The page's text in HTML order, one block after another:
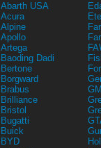
Abarth USA
Acura
Alpine
Apollo
Artega
Baoding Dadi
Bertone
Borgward
Brabus
Brilliance
Bristol
Bugatti
Buick
BYD